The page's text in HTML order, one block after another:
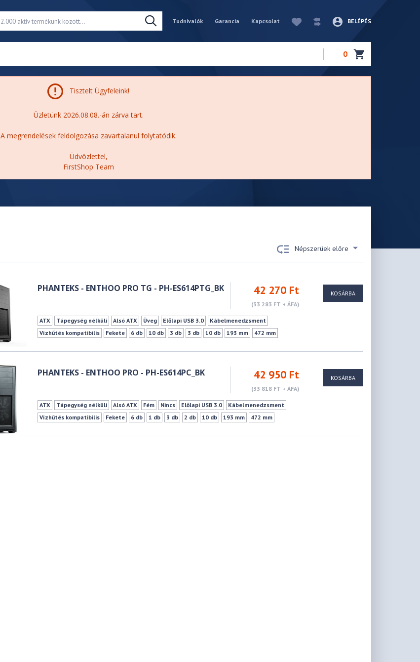
Tudnivalók Garancia Kapcsolat BELÉPÉS
0
Tisztelt Ügyfeleink!
Üzletünk 2026.08.08.-án zárva tart.
A megrendelések feldolgozása zavartalanul folytatódik.
Üdvözlettel,
FirstShop Team
Népszerüek előre
PHANTEKS - ENTHOO PRO TG - PH-ES614PTG_BK 42 270 Ft
(33 283 FT + ÁFA)
ATX Tápegység nélküli Alsó ATX Üveg Előlapi USB 3.0
Kábelmenedzsment
Vízhűtés kompatibilis
Fekete 6 db 10 db 3 db 3 db 10 db 193 mm 472 mm
KOSÁRBA
PHANTEKS - ENTHOO PRO - PH-ES614PC_BK 42 950 Ft
(33 818 FT + ÁFA)
ATX Tápegység nélküli Alsó ATX Fém Nincs Előlapi USB 3.0
Kábelmenedzsment
Vízhűtés kompatibilis
Fekete 6 db 1 db 3 db 2 db 10 db 193 mm 472 mm
KOSÁRBA